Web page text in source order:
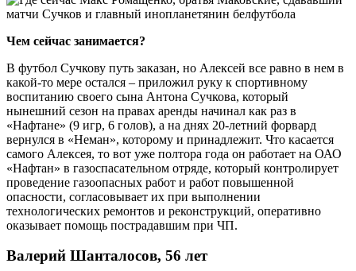
Чем сейчас занимается?
В футбол Сучкову путь заказан, но Алексей все равно в нем в
какой-то мере остался – приложил руку к спортивному
воспитанию своего сына Антона Сучкова, который
нынешний сезон на правах аренды начинал как раз в
«Нафтане» (9 игр, 6 голов), а на днях 20-летний форвард
вернулся в «Неман», которому и принадлежит. Что касается
самого Алексея, то вот уже полтора года он работает на ОАО
«Нафтан» в газоспасательном отряде, который контролирует
проведение газоопасных работ и работ повышенной
опасности, согласовывает их при выполнении
технологических ремонтов и реконструкций, оперативно
оказывает помощь пострадавшим при ЧП.
Валерий Шанталосов, 56 лет